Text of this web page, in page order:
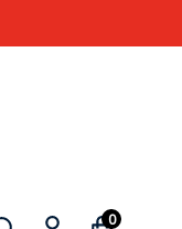
0